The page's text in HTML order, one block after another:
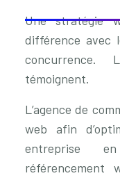
Une stratégie
différence avec
concurrence.
témoignent.
L’agence de
web afin
entreprise
référencement